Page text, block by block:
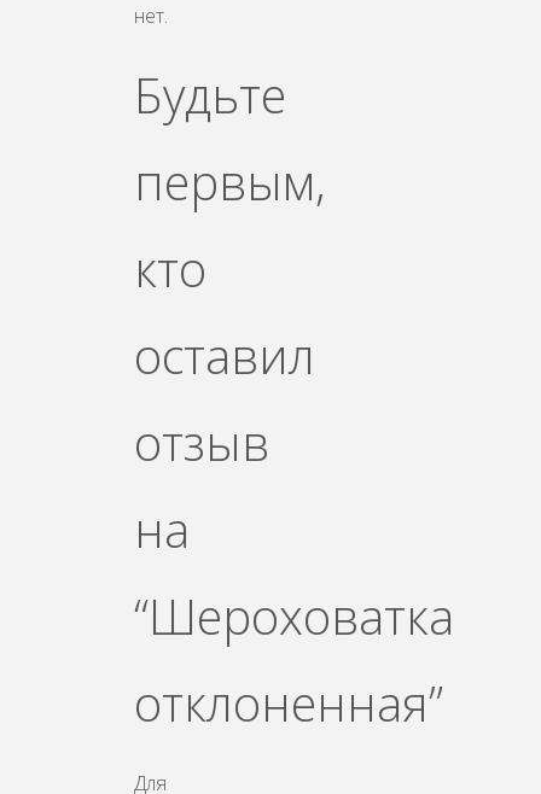
нет.
Будьте
первым,
кто
оставил
отзыв
на
“Шероховатка
отклоненная”
Для